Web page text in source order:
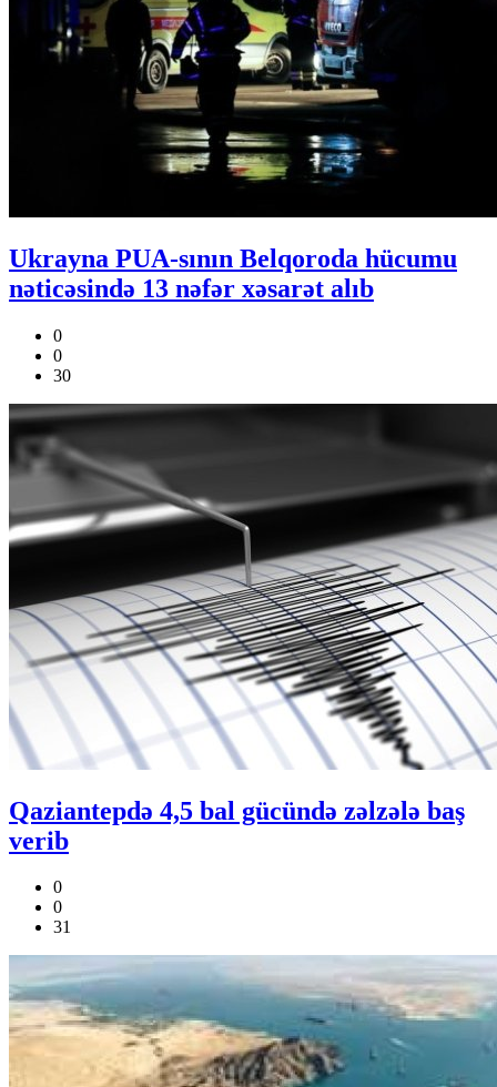
Ukrayna PUA-sının Belqoroda hücumu
nəticəsində 13 nəfər xəsarət alıb
0
0
30
Qaziantepdə 4,5 bal gücündə zəlzələ baş
verib
0
0
31